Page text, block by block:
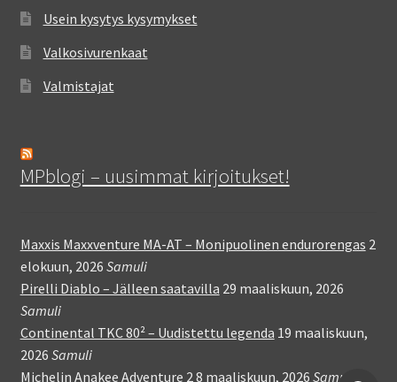
Usein kysytys kysymykset
Valkosivurenkaat
Valmistajat
MPblogi – uusimmat kirjoitukset!
Maxxis Maxxventure MA-AT – Monipuolinen endurorengas 2
elokuun, 2026 Samuli
Pirelli Diablo – Jälleen saatavilla 29 maaliskuun, 2026
Samuli
Continental TKC 80² – Uudistettu legenda 19 maaliskuun,
2026 Samuli
Michelin Anakee Adventure 2 8 maaliskuun, 2026 Samuli